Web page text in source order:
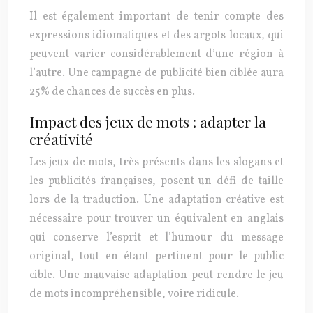
Il est également important de tenir compte des
expressions idiomatiques et des argots locaux, qui
peuvent varier considérablement d’une région à
l’autre. Une campagne de publicité bien ciblée aura
25% de chances de succès en plus.
Impact des jeux de mots : adapter la
créativité
Les jeux de mots, très présents dans les slogans et
les publicités françaises, posent un défi de taille
lors de la traduction. Une adaptation créative est
nécessaire pour trouver un équivalent en anglais
qui conserve l’esprit et l’humour du message
original, tout en étant pertinent pour le public
cible. Une mauvaise adaptation peut rendre le jeu
de mots incompréhensible, voire ridicule.